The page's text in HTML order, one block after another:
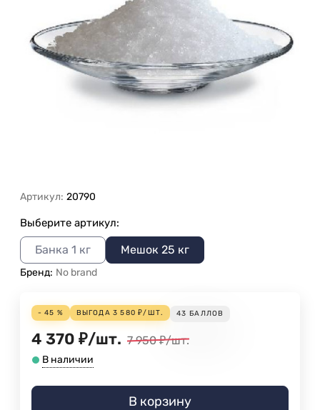
Артикул: 20790
Выберите артикул:
Банка 1 кг Мешок 25 кг
Бренд: No brand
- 45 % ВЫГОДА 3 580 ₽/ШТ. 43 БАЛЛОВ
4 370 ₽/шт. 7 950 ₽/шт.
В наличии
В корзину